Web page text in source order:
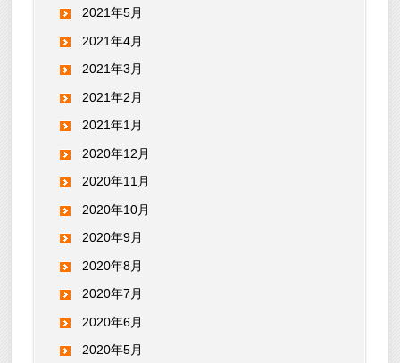
2021年5月
2021年4月
2021年3月
2021年2月
2021年1月
2020年12月
2020年11月
2020年10月
2020年9月
2020年8月
2020年7月
2020年6月
2020年5月